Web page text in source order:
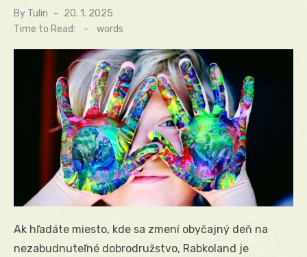
By Tulin
Posted
on
20. 1. 2025
Time to Read:
- words
Ak hľadáte miesto, kde sa zmení obyčajný deň na
nezabudnuteľné dobrodružstvo, Rabkoland je